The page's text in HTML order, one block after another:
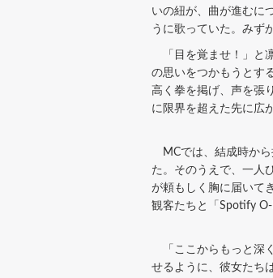
いの紐が、曲が進むに
うに歌っていた。みず
「目を覚ませ！」と
の思いをつかもうとす
高く拳を掲げ、声を張
に限界を超えた先に広
MCでは、結成時から
た。そのうえで、一人
が頼もしく胸に届いて
観客たちと「Spotify O-
「ここからもっと深
せるように、彼女たち